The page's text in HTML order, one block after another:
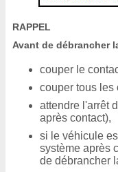
RAPPEL
Avant de débrancher
couper le
couper tous les
attendre l'arrêt
après contact),
si le véhicule
système après
de débrancher